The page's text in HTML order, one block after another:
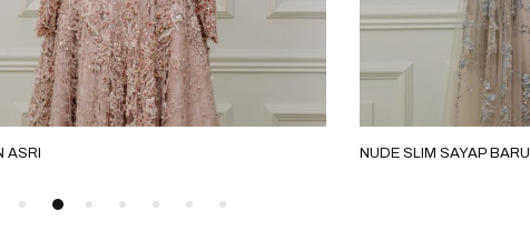
ASRI NUDE SLIM SAYAP BARU